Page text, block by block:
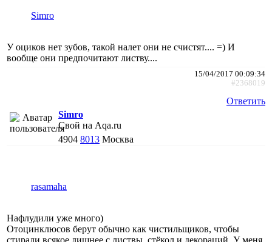
Simro
У оциков нет зубов, такой налет они не счистят.... =) И
вообще они предпочитают листву....
15/04/2017 00:09:34
#2368019
Ответить
Simro
Свой на Aqa.ru
4904 8013 Москва
rasamaha
Нафлудили уже много)
Отоцинклюсов берут обычно как чистильщиков, чтобы
стирали всякое лишнее с листвы, стёкол и декораций. У меня